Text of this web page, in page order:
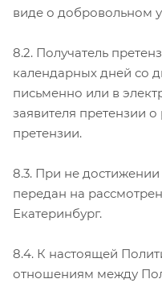
виде о добровольном
8.2. Получатель
календарных дней со
письменно или в
заявителя претензии о
претензии.
8.3. При не
передан на
Екатеринбург.
8.4. К настоящей
отношениям между